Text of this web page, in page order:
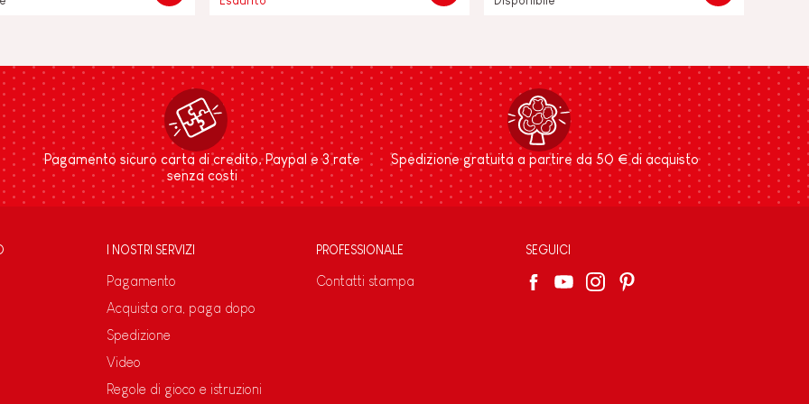
Pagamento sicuro carta di credito, Paypal e 3 rate
senza costi
Spedizione gratuita a partire da 50 € di acquisto
I NOSTRI SERVIZI
Pagamento
Acquista ora, paga dopo
Spedizione
Video
Regole di gioco e istruzioni
PROFESSIONALE
Contatti stampa
SEGUICI